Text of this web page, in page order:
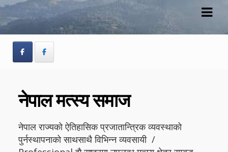
Skip
navigation
Skip
content
नेपाल मत्स्य समाज
नेपाल राज्यको ऐतिहासिक प्रजातान्त्रिक व्यवस्थाको
पुर्नस्थापनाको साथसाथै विभिन्न व्यवसायी /